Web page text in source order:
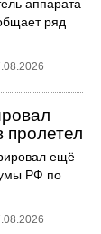
аппарата
ряд
пролетел
ещё
РФ по